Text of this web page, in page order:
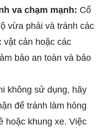
va chạm mạnh: Cố
vừa phải và tránh các
vật cản hoặc các
bảo an toàn và bảo
không sử dụng, hãy
để tránh làm hỏng
hoặc khung xe. Việc